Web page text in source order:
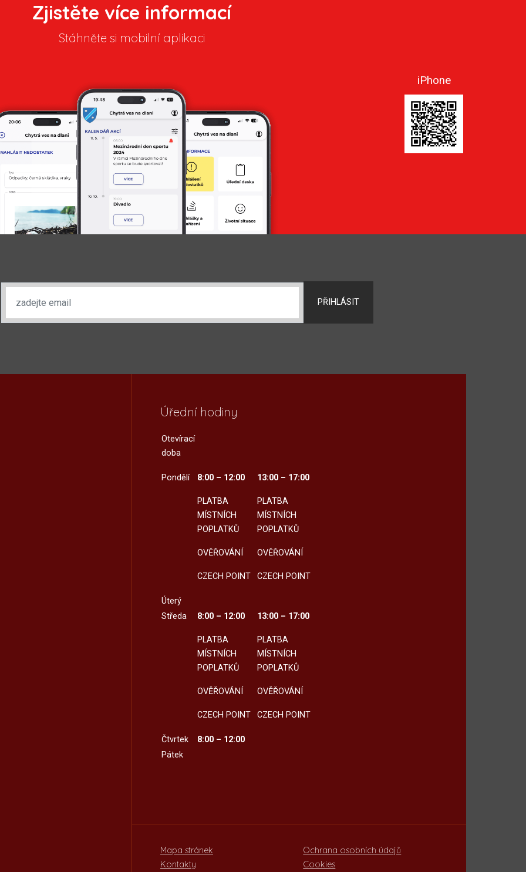
Zjistěte více informací
Stáhněte si mobilní aplikaci
iPhone
PŘIHLÁSIT
Úřední hodiny
Otevírací
doba
Pondělí 8:00 – 12:00
PLATBA
MÍSTNÍCH
POPLATKŮ
OVĚŘOVÁNÍ
CZECH POINT
13:00 – 17:00
PLATBA
MÍSTNÍCH
POPLATKŮ
OVĚŘOVÁNÍ
CZECH POINT
Úterý
Středa
8:00 – 12:00
PLATBA
MÍSTNÍCH
POPLATKŮ
OVĚŘOVÁNÍ
CZECH POINT
13:00 – 17:00
PLATBA
MÍSTNÍCH
POPLATKŮ
OVĚŘOVÁNÍ
CZECH POINT
Čtvrtek
8:00 – 12:00
Pátek
Mapa stránek
Kontakty
Ochrana osobních údajů
Cookies